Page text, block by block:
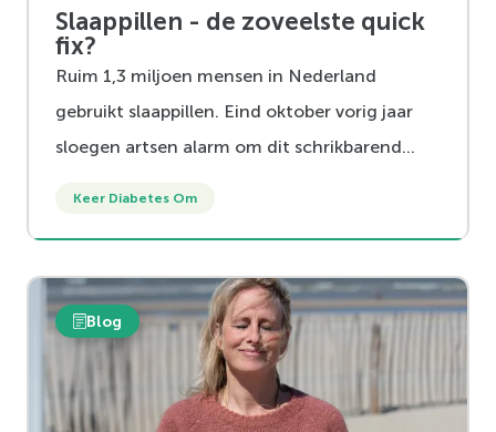
Slaappillen - de zoveelste quick
fix?
Ruim 1,3 miljoen mensen in Nederland
gebruikt slaappillen. Eind oktober vorig jaar
sloegen artsen alarm om dit schrikbarend
slaappillen zijn niet de oplossing.
Keer Diabetes Om
Blog